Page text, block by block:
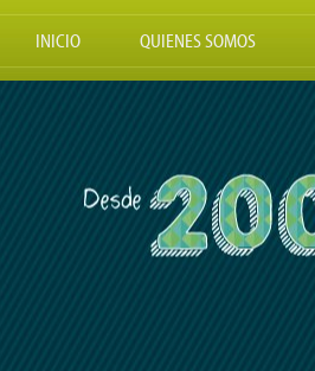
INICIO QUIENES SOMOS